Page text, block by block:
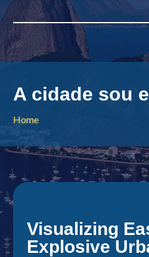
A cidade sou
Home
Visualizing
Explosive